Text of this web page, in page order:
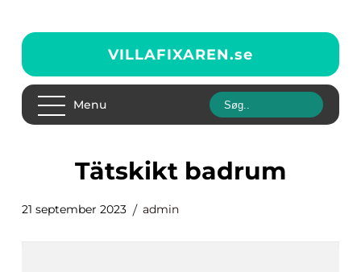
VILLAFIXAREN.se
Menu
tätskikt badrum
21 september 2023 admin